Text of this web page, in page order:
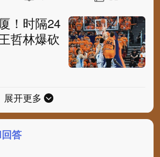
！时隔24
哲林爆砍
展开更多
答